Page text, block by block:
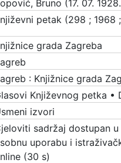
Bruno (17. 07.
petak (298 ; 1968
grada Zagreba
: Knjižnice grada
Književnog petka •
izvori
sadržaj dostupan
uporabu i
(30 s)